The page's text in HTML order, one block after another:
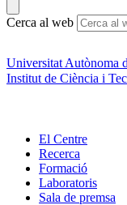
Cerca al web
Universitat Autònoma
Institut de Ciència i
El Centre
Recerca
Formació
Laboratoris
Sala de premsa